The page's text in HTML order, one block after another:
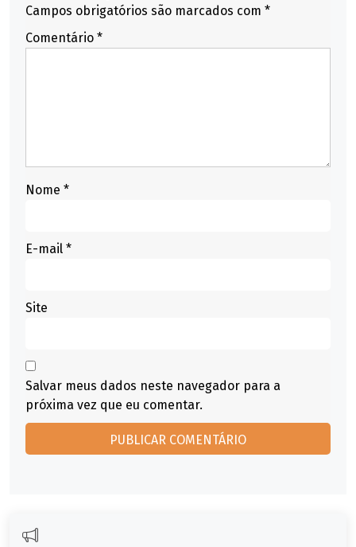
Campos obrigatórios são marcados com *
Comentário *
Nome *
E-mail *
Site
Salvar meus dados neste navegador para a
próxima vez que eu comentar.